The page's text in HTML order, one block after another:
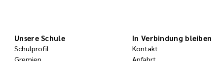
Unsere Schule
Schulprofil
Gremien
In Verbindung bleiben
Kontakt
Anfahrt